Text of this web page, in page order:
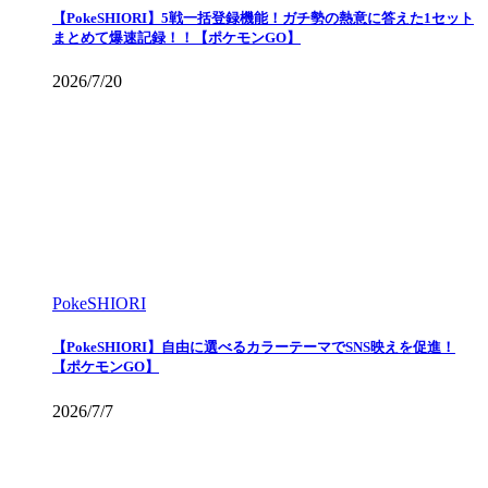
【PokeSHIORI】5戦一括登録機能！ガチ勢の熱意に答えた1セット
まとめて爆速記録！！【ポケモンGO】
2026/7/20
PokeSHIORI
【PokeSHIORI】自由に選べるカラーテーマでSNS映えを促進！
【ポケモンGO】
2026/7/7